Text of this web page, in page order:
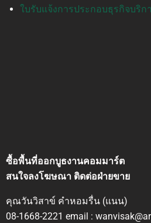
ใบรับแจ้งการประกอบธุรกิจบริ
ซื้อพื้นที่ออกบูธงานคอมมาร์ต
สนใจลงโฆษณา ติดต่อฝ่ายขาย
คุณวันวิสาข์ คำหอมรื่น (แนน)
08-1668-2221 email :